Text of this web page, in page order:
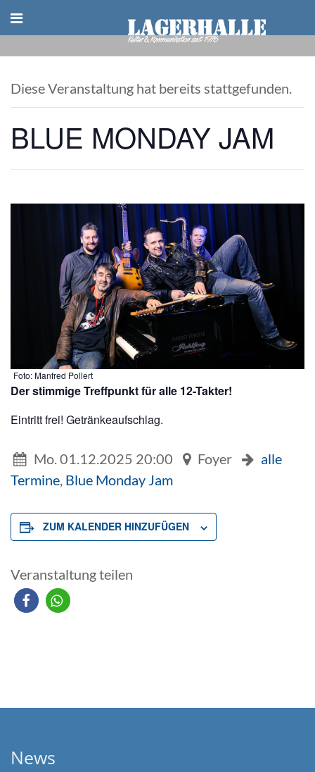
Skip
to
content
Diese Veranstaltung hat bereits stattgefunden.
BLUE MONDAY JAM
Foto: Manfred Pollert
Der stimmige Treffpunkt für alle 12-Takter!
Eintritt frei! Getränkeaufschlag.
Mo. 01.12.2025 20:00 Foyer
alle
Termine, Blue Monday Jam
ZUM KALENDER HINZUFÜGEN
Veranstaltung teilen
News